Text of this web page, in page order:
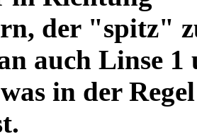
der "spitz"
auch Linse
in der Regel
ist.